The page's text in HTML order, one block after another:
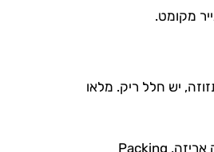
מקומט.
יש חלל ריק. מלאו
— מומחה אריזה, Packing